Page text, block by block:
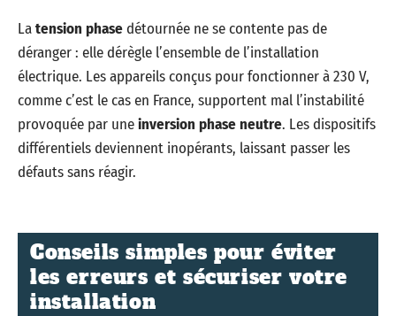
Latension phasedétournée ne se contente pas de
déranger : elle dérègle l’ensemble de l’installation
électrique. Les appareils conçus pour fonctionner à 230 V,
comme c’est le cas en France, supportent mal l’instabilité
provoquée par uneinversion phase neutre. Les dispositifs
différentiels deviennent inopérants, laissant passer les
défauts sans réagir.
Conseils simples pour éviter
les erreurs et sécuriser votre
installation